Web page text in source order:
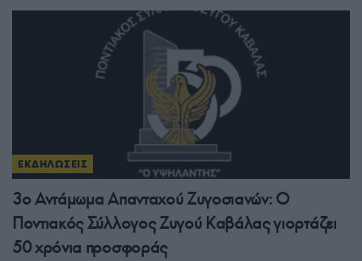
ΕΚΔΗΛΩΣΕΙΣ
3ο Αντάμωμα Απανταχού Ζυγοσιανών: Ο
Ποντιακός Σύλλογος Ζυγού Καβάλας γιορτάζει
50 χρόνια προσφοράς